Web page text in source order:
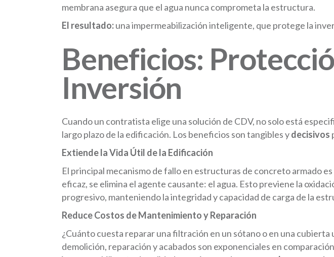
membrana asegura que el agua nunca comprometa la estructura.
El resultado:una impermeabilización inteligente, que protege la
Beneficios:
Inversión
Cuando un contratista elige una solución de CDV, no solo está
largo plazo de la edificación. Los beneficios son tangibles ydecisivos
Extiende la Vida Útil de la Edificación
El principal mecanismo de fallo en estructuras de concreto armado
eficaz, se elimina el agente causante: el agua. Esto previene la
progresivo, manteniendo la integridad y capacidad de carga de la
Reduce Costos de Mantenimiento y Reparación
¿Cuánto cuesta reparar una filtración en un sótano o en una
demolición, reparación y acabados son exponenciales en